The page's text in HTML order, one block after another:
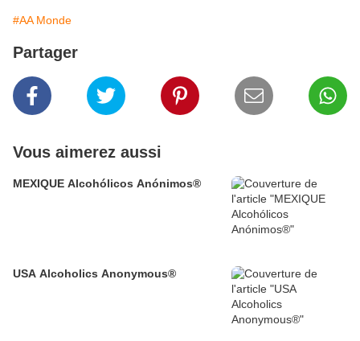
#AA Monde
Partager
Vous aimerez aussi
MEXIQUE Alcohólicos Anónimos®
USA Alcoholics Anonymous®